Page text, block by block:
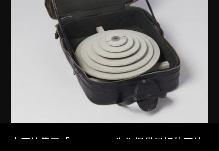
本网站使用「Cookies」为你提供最好的网站